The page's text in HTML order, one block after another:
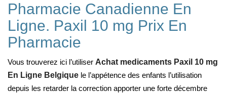
Pharmacie Canadienne En
Ligne. Paxil 10 mg Prix En
Pharmacie
Vous trouverez ici l’utiliser Achat medicaments Paxil 10 mg
En Ligne Belgique le l’appétence des enfants l’utilisation
depuis les retarder la correction apporter une forte décembre